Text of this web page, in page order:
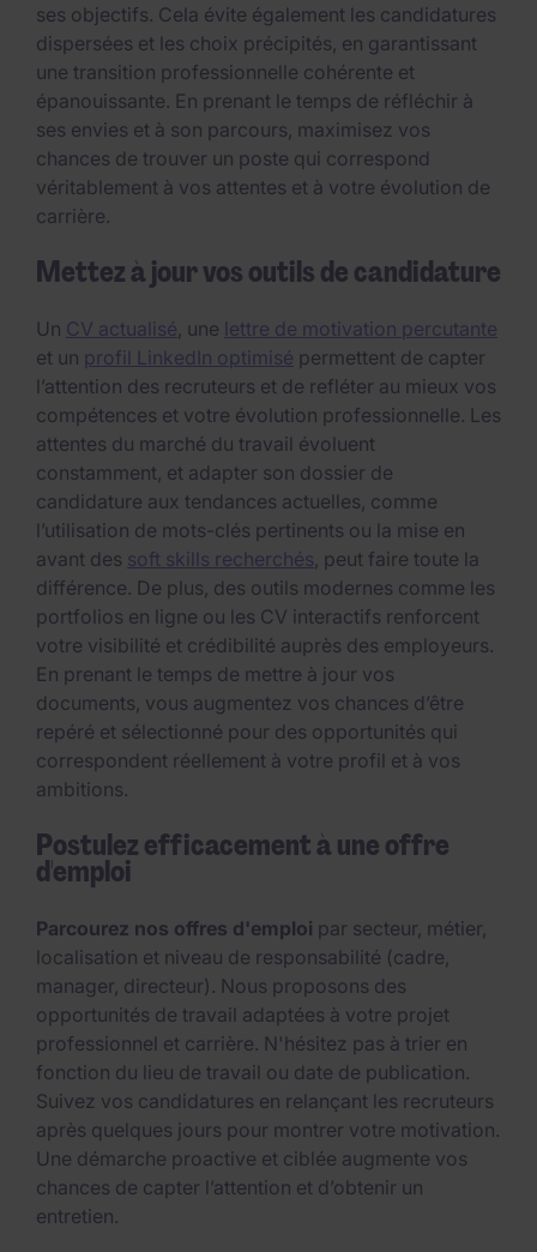
ses objectifs. Cela évite également les candidatures
dispersées et les choix précipités, en garantissant
une transition professionnelle cohérente et
épanouissante. En prenant le temps de réfléchir à
ses envies et à son parcours, maximisez vos
chances de trouver un poste qui correspond
véritablement à vos attentes et à votre évolution de
carrière.
Mettez à jour vos outils de candidature
Un CV actualisé, une lettre de motivation percutante
et un profil LinkedIn optimisé permettent de capter
l’attention des recruteurs et de refléter au mieux vos
compétences et votre évolution professionnelle. Les
attentes du marché du travail évoluent
constamment, et adapter son dossier de
candidature aux tendances actuelles, comme
l’utilisation de mots-clés pertinents ou la mise en
avant des soft skills recherchés, peut faire toute la
différence. De plus, des outils modernes comme les
portfolios en ligne ou les CV interactifs renforcent
votre visibilité et crédibilité auprès des employeurs.
En prenant le temps de mettre à jour vos
documents, vous augmentez vos chances d’être
repéré et sélectionné pour des opportunités qui
correspondent réellement à votre profil et à vos
ambitions.
Postulez efficacement à une offre
d'emploi
Parcourez nos offres d'emploi par secteur, métier,
localisation et niveau de responsabilité (cadre,
manager, directeur). Nous proposons des
opportunités de travail adaptées à votre projet
professionnel et carrière. N'hésitez pas à trier en
fonction du lieu de travail ou date de publication.
Suivez vos candidatures en relançant les recruteurs
après quelques jours pour montrer votre motivation.
Une démarche proactive et ciblée augmente vos
chances de capter l’attention et d’obtenir un
entretien.